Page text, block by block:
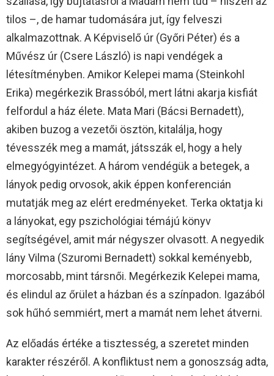
tilos –, de hamar tudomására jut, így felveszi
alkalmazottnak. A Képviselő úr (Győri Péter) és a
Művész úr (Csere László) is napi vendégek a
létesítményben. Amikor Kelepei mama (Steinkohl
Erika) megérkezik Brassóból, mert látni akarja kisfiát
felfordul a ház élete. Mata Mari (Bácsi Bernadett),
akiben buzog a vezetői ösztön, kitalálja, hogy
tévesszék meg a mamát, játsszák el, hogy a hely
elmegyógyintézet. A három vendégük a betegek, a
lányok pedig orvosok, akik éppen konferencián
mutatják meg az elért eredményeket. Terka oktatja ki
a lányokat, egy pszichológiai témájú könyv
segítségével, amit már négyszer olvasott. A negyedik
lány Vilma (Szuromi Bernadett) sokkal keményebb,
morcosabb, mint társnői. Megérkezik Kelepei mama,
és elindul az őrület a házban és a színpadon. Igazából
sok hűhó semmiért, mert a mamát nem lehet átverni.
Az előadás értéke a tisztesség, a szeretet minden
karakter részéről. A konfliktust nem a gonoszság adta,